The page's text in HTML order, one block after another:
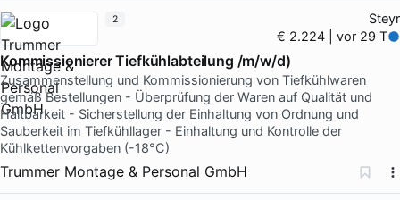
Steyr
€ 2.224 | vor 29 T
Kommissionierer Tiefkühlabteilung /m/w/d)
Zusammenstellung und Kommissionierung von Tiefkühlwaren
gemäß Bestellungen - Überprüfung der Waren auf Qualität und
Haltbarkeit - Sicherstellung der Einhaltung von Ordnung und
Sauberkeit im Tiefkühllager - Einhaltung und Kontrolle der
Kühlkettenvorgaben (-18°C)
Trummer Montage & Personal GmbH
2